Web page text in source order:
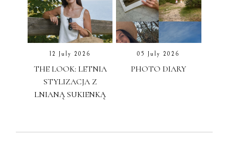
12 July 2026
THE LOOK: LETNIA
STYLIZACJA Z
LNIANĄ SUKIENKĄ
05 July 2026
PHOTO DIARY